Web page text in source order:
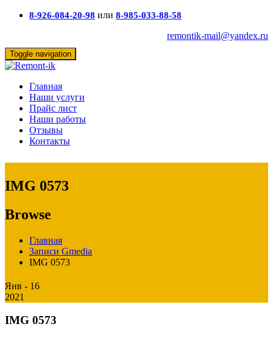
8-926-084-20-98 или 8-985-033-88-58
remontik-mail@yandex.ru
Toggle navigation
Главная
Наши услуги
Прайс лист
Наши работы
Отзывы
Контакты
IMG 0573
Browse
Главная
Записи Gmedia
IMG 0573
Янв - 16
2021
IMG 0573